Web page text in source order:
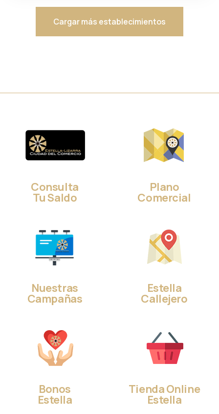
Cargar más establecimientos
Consulta
Tu Saldo
Plano
Comercial
Nuestras
Campañas
Estella
Callejero
Bonos
Estella
Tienda Online
Estella